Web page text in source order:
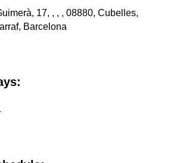
17, , , , 08880, Cubelles,
Barcelona